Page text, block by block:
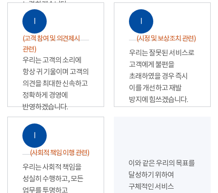
노력하겠습니다.
Ⅰ
(고객 참여 및 의견제시
관련)
우리는 고객의 소리에
항상 귀 기울이며 고객의
의견을 최대한 신속하고
정확하게 경영에
반영하겠습니다.
Ⅰ
(시정 및 보상조치 관련)
우리는 잘못된 서비스로
고객에게 불편을
초래하였을 경우 즉시
이를 개선하고 재발
방지에 힘쓰겠습니다.
Ⅰ
(사회적 책임 이행 관련)
우리는 사회적 책임을
성실히 수행하고, 모든
업무를 투명하고
이와 같은 우리의 목표를
달성하기 위하여
구체적인 서비스